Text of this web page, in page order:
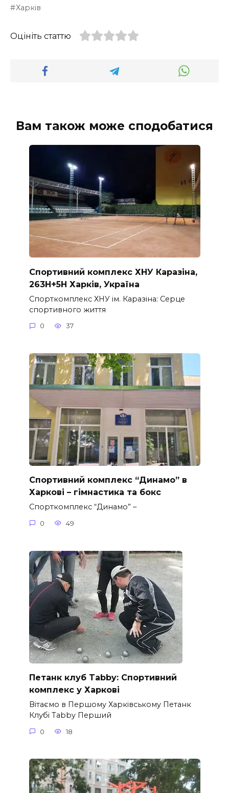
Харків
Оцініть статтю
Вам також може сподобатися
Спортивний комплекс ХНУ Каразіна,
263H+5H Харків, Україна
Спорткомплекс ХНУ ім. Каразіна: Серце
спортивного життя
0 37
Спортивний комплекс “Динамо” в
Харкові – гімнастика та бокс
Спорткомплекс “Динамо” –
0 49
Петанк клуб Tabby: Спортивний
комплекс у Харкові
Вітаємо в Першому Харківському Петанк
Клубі Tabby Перший
0 18